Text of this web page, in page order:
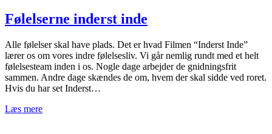
Følelserne inderst inde
Alle følelser skal have plads. Det er hvad Filmen “Inderst Inde”
lærer os om vores indre følelsesliv. Vi går nemlig rundt med et helt
følelsesteam inden i os. Nogle dage arbejder de gnidningsfrit
sammen. Andre dage skændes de om, hvem der skal sidde ved roret.
Hvis du har set Inderst…
Læs mere